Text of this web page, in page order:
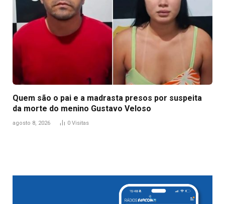
Quem são o pai e a madrasta presos por suspeita
da morte do menino Gustavo Veloso
agosto 8, 2026 0 Visitas